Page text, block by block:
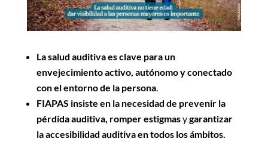
La salud auditiva es clave para un
envejecimiento activo, autónomo y conectado
con el entorno de la persona.
FIAPAS insiste en la necesidad de prevenir la
pérdida auditiva, romper estigmasygarantizar
la accesibilidad auditivaen todos los ámbitos.